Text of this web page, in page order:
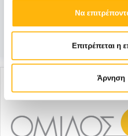
Να
Επιτρέπεται η
Άρνηση
Μάθετε Περισσότερα